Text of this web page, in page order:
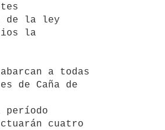
de la ley
la
a todas
de Caña de
período
cuatro